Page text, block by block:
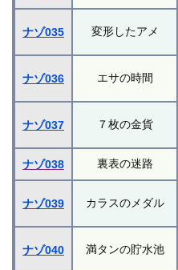
ナゾ035 変形したアメ
ナゾ036 エサの時間
ナゾ037 ７枚の金貨
ナゾ038 裏表の迷路
ナゾ039 カラスのメダル
ナゾ040 満タンの貯水池